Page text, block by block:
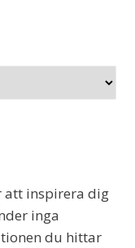
att inspirera dig
inga
du hittar